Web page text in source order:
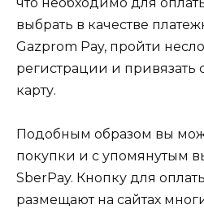
выбрать в качестве
Gazprom Pay, пройти
регистрации и привязать
карту.
Подобным образом вы
покупки и с упомянутым
SberPay. Кнопку для
размещают на сайтах